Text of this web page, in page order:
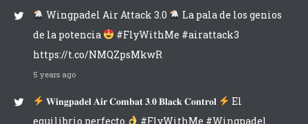
Wingpadel Air Attack 3.0
La pala de los genios
de la potencia
#FlyWithMe #airattack3
https://t.co/NMQZpsMkwR
5 years ago
𝐖𝐢𝐧𝐠𝐩𝐚𝐝𝐞𝐥 𝐀𝐢𝐫 𝐂𝐨𝐦𝐛𝐚𝐭 𝟑.𝟎 𝐁𝐥𝐚𝐜𝐤 𝐂𝐨𝐧𝐭𝐫𝐨𝐥
El
equilibrio perfecto
#FlyWithMe #Wingpadel